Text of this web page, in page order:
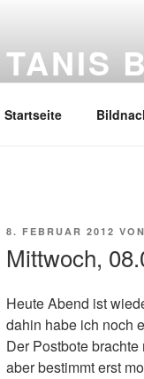
TANIS
Startseite
VERÖFFENTLICHT
8. FEBRUAR 2012 VON
Mittwoch,
Heute Abend ist
dahin habe ich noch
Der Postbote brachte
aber bestimmt erst